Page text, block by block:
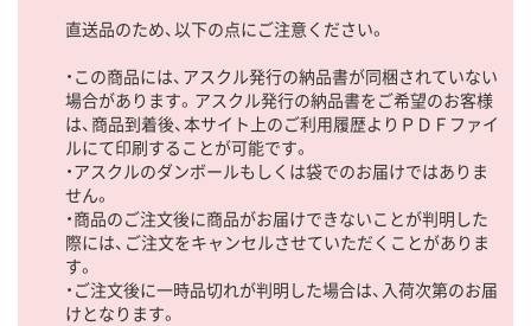
直送品のため、以下の点にご注意ください。
・この商品には、アスクル発行の納品書が同梱されていない
場合があります。アスクル発行の納品書をご希望のお客様
は、商品到着後、本サイト上のご利用履歴よりＰＤＦファイ
ルにて印刷することが可能です。
・アスクルのダンボールもしくは袋でのお届けではありま
せん。
・商品のご注文後に商品がお届けできないことが判明した
際には、ご注文をキャンセルさせていただくことがありま
す。
・ご注文後に一時品切れが判明した場合は、入荷次第のお届
けとなります。